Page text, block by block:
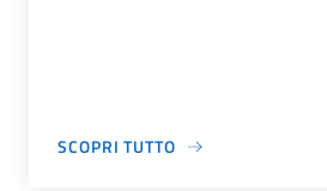
SCOPRI TUTTO